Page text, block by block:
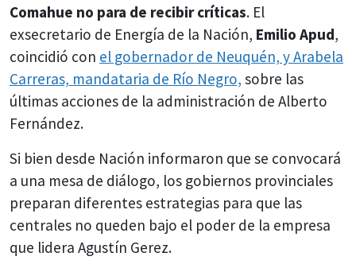
Comahue no para de recibir críticas. El
exsecretario de Energía de la Nación, Emilio Apud,
coincidió con el gobernador de Neuquén, y Arabela
Carreras, mandataria de Río Negro, sobre las
últimas acciones de la administración de Alberto
Fernández.
Si bien desde Nación informaron que se convocará
a una mesa de diálogo, los gobiernos provinciales
preparan diferentes estrategias para que las
centrales no queden bajo el poder de la empresa
que lidera Agustín Gerez.